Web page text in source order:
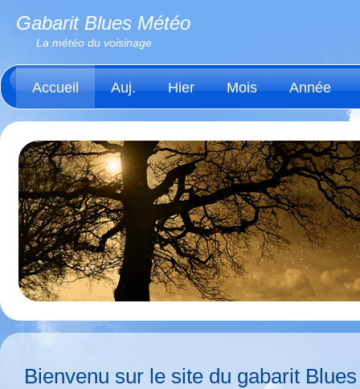
Gabarit Blues Météo
La météo du voisinage
Accueil Auj. Hier Mois Année
Bienvenu sur le site du gabarit